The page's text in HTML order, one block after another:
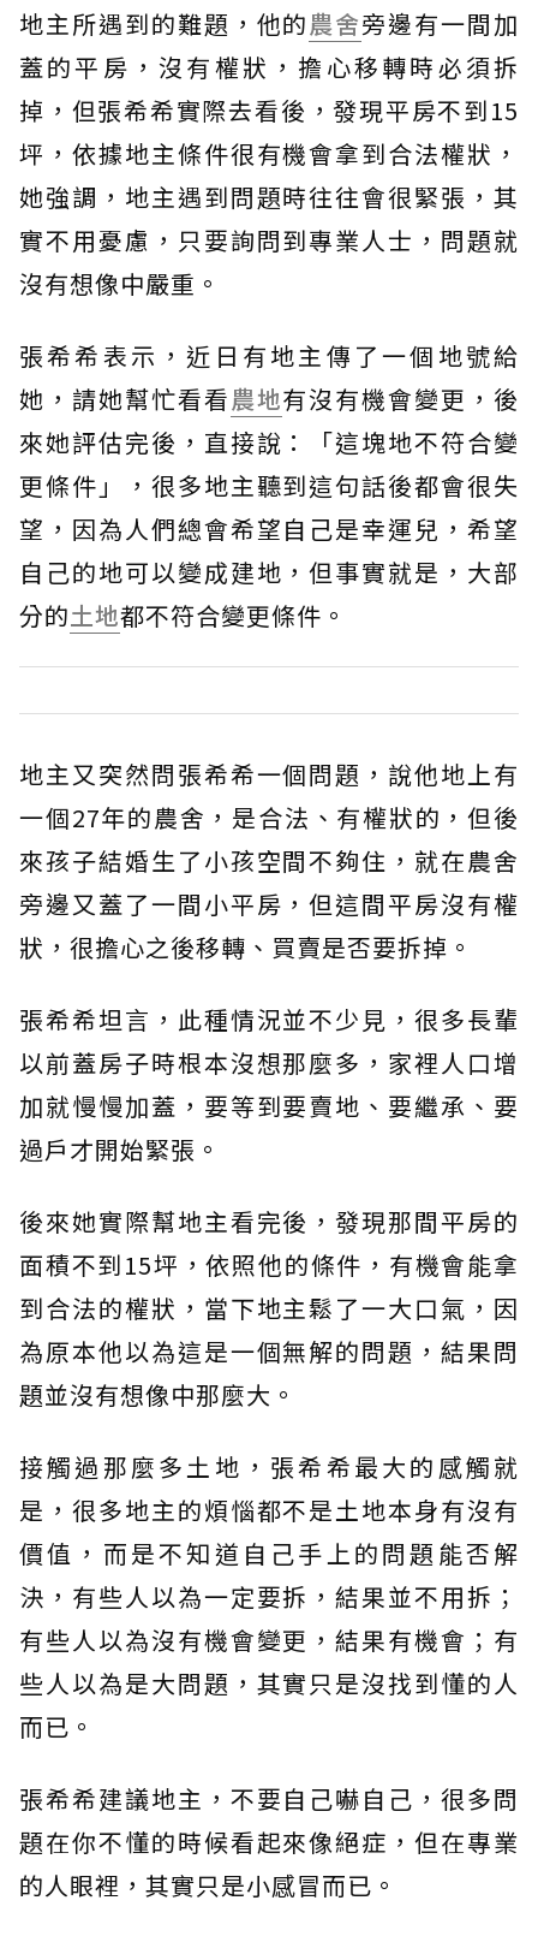
地主所遇到的難題，他的農舍旁邊有一間加
蓋的平房，沒有權狀，擔心移轉時必須拆
掉，但張希希實際去看後，發現平房不到15
坪，依據地主條件很有機會拿到合法權狀，
她強調，地主遇到問題時往往會很緊張，其
實不用憂慮，只要詢問到專業人士，問題就
沒有想像中嚴重。
張希希表示，近日有地主傳了一個地號給
她，請她幫忙看看農地有沒有機會變更，後
來她評估完後，直接說：「這塊地不符合變
更條件」，很多地主聽到這句話後都會很失
望，因為人們總會希望自己是幸運兒，希望
自己的地可以變成建地，但事實就是，大部
分的土地都不符合變更條件。
地主又突然問張希希一個問題，說他地上有
一個27年的農舍，是合法、有權狀的，但後
來孩子結婚生了小孩空間不夠住，就在農舍
旁邊又蓋了一間小平房，但這間平房沒有權
狀，很擔心之後移轉、買賣是否要拆掉。
張希希坦言，此種情況並不少見，很多長輩
以前蓋房子時根本沒想那麼多，家裡人口增
加就慢慢加蓋，要等到要賣地、要繼承、要
過戶才開始緊張。
後來她實際幫地主看完後，發現那間平房的
面積不到15坪，依照他的條件，有機會能拿
到合法的權狀，當下地主鬆了一大口氣，因
為原本他以為這是一個無解的問題，結果問
題並沒有想像中那麼大。
接觸過那麼多土地，張希希最大的感觸就
是，很多地主的煩惱都不是土地本身有沒有
價值，而是不知道自己手上的問題能否解
決，有些人以為一定要拆，結果並不用拆；
有些人以為沒有機會變更，結果有機會；有
些人以為是大問題，其實只是沒找到懂的人
而已。
張希希建議地主，不要自己嚇自己，很多問
題在你不懂的時候看起來像絕症，但在專業
的人眼裡，其實只是小感冒而已。